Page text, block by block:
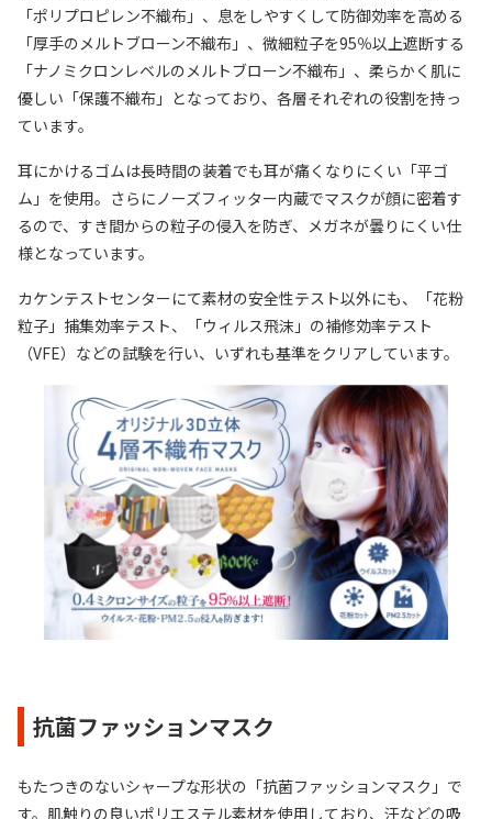
「ポリプロピレン不織布」、息をしやすくして防御効率を高める
「厚手のメルトブローン不織布」、微細粒子を95％以上遮断する
「ナノミクロンレベルのメルトブローン不織布」、柔らかく肌に
優しい「保護不織布」となっており、各層それぞれの役割を持っ
ています。
耳にかけるゴムは長時間の装着でも耳が痛くなりにくい「平ゴ
ム」を使用。さらにノーズフィッター内蔵でマスクが顔に密着す
るので、すき間からの粒子の侵入を防ぎ、メガネが曇りにくい仕
様となっています。
カケンテストセンターにて素材の安全性テスト以外にも、「花粉
粒子」捕集効率テスト、「ウィルス飛沫」の補修効率テスト
（VFE）などの試験を行い、いずれも基準をクリアしています。
抗菌ファッションマスク
もたつきのないシャープな形状の「抗菌ファッションマスク」で
す。肌触りの良いポリエステル素材を使用しており、汗などの吸